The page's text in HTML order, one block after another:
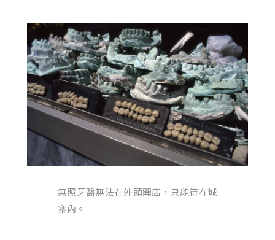
無照牙醫無法在外頭開店，只能待在城
寨內。